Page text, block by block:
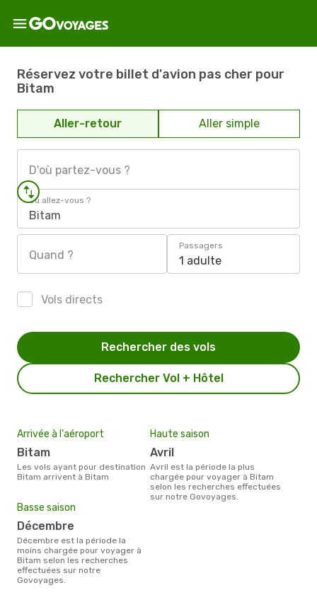
Réservez votre billet d'avion pas cher pour
Bitam
Aller-retour Aller simple
D'où partez-vous ?
Où allez-vous ?
Bitam
Quand ?
Passagers
1 adulte
Vols directs
Rechercher Vol + Hôtel
Rechercher des vols
Arrivée à l'aéroport
Bitam
Les vols ayant pour destination
Bitam arrivent à Bitam
Haute saison
avril
avril est la période la plus
chargée pour voyager à Bitam
selon les recherches effectuées
sur notre Govoyages.
Basse saison
décembre
décembre est la période la
moins chargée pour voyager à
Bitam selon les recherches
effectuées sur notre
Govoyages.